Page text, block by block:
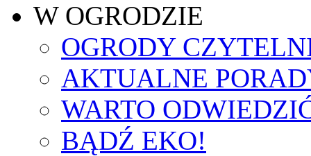
W OGRODZIE
OGRODY
AKTUALNE
WARTO
BĄDŹ EKO!